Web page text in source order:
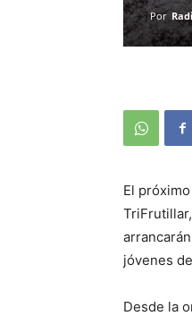
Por
El
jóvenes
Desde la